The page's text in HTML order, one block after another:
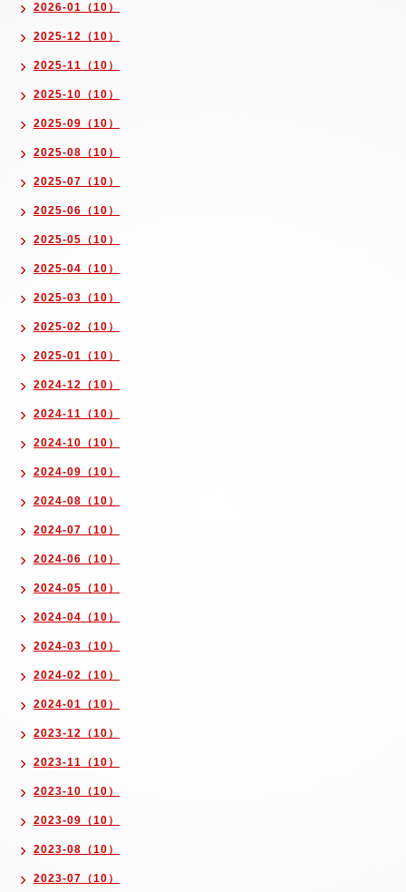
2026-01（10）
2025-12（10）
2025-11（10）
2025-10（10）
2025-09（10）
2025-08（10）
2025-07（10）
2025-06（10）
2025-05（10）
2025-04（10）
2025-03（10）
2025-02（10）
2025-01（10）
2024-12（10）
2024-11（10）
2024-10（10）
2024-09（10）
2024-08（10）
2024-07（10）
2024-06（10）
2024-05（10）
2024-04（10）
2024-03（10）
2024-02（10）
2024-01（10）
2023-12（10）
2023-11（10）
2023-10（10）
2023-09（10）
2023-08（10）
2023-07（10）